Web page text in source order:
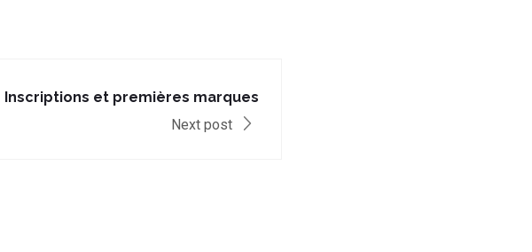
Inscriptions et premières marques
Next post